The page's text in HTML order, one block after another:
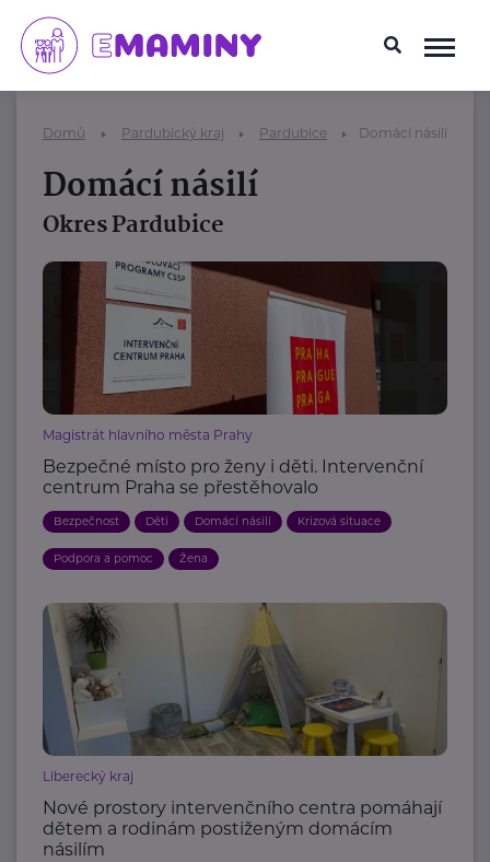
Domů Pardubický kraj Pardubice Domácí násilí
Domácí násilí
Okres Pardubice
Magistrát hlavního města Prahy
Bezpečné místo pro ženy i děti. Intervenční
centrum Praha se přestěhovalo
Bezpečnost Děti Domácí násilí Krizová situace
Podpora a pomoc Žena
Liberecký kraj
Nové prostory intervenčního centra pomáhají
dětem a rodinám postiženým domácím
násilím